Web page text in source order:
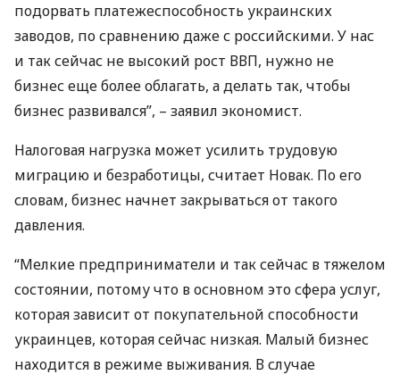
подорвать платежеспособность украинских
заводов, по сравнению даже с российскими. У нас
и так сейчас не высокий рост ВВП, нужно не
бизнес еще более облагать, а делать так, чтобы
бизнес развивался”, – заявил экономист.
Налоговая нагрузка может усилить трудовую
миграцию и безработицы, считает Новак. По его
словам, бизнес начнет закрываться от такого
давления.
“Мелкие предприниматели и так сейчас в тяжелом
состоянии, потому что в основном это сфера услуг,
которая зависит от покупательной способности
украинцев, которая сейчас низкая. Малый бизнес
находится в режиме выживания. В случае